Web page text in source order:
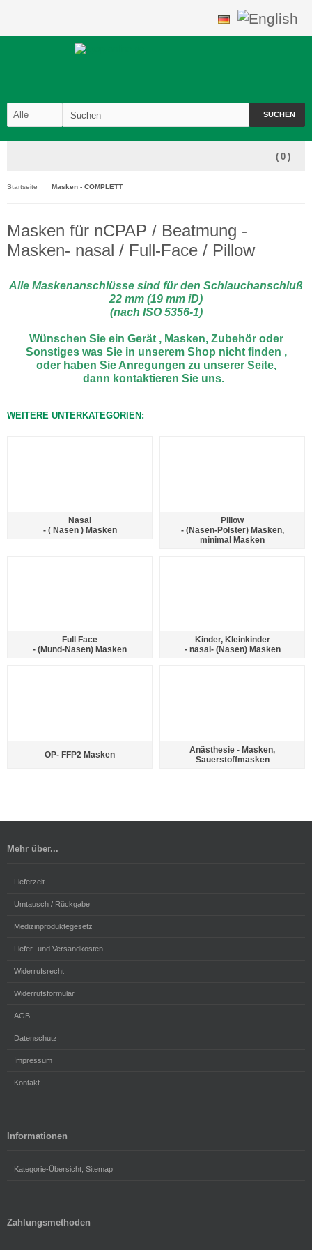
SUCHEN
( 0 )
Startseite Masken - COMPLETT
Masken für nCPAP / Beatmung -
Masken- nasal / Full-Face / Pillow
Alle Maskenanschlüsse sind für den Schlauchanschluß
22 mm (19 mm iD)
(nach ISO 5356-1)
Wünschen Sie ein Gerät , Masken, Zubehör oder
Sonstiges was Sie in unserem Shop nicht finden ,
oder haben Sie Anregungen zu unserer Seite,
dann kontaktieren Sie uns.
WEITERE UNTERKATEGORIEN:
Nasal
- ( Nasen ) Masken
Pillow
- (Nasen-Polster) Masken,
minimal Masken
Full Face
- (Mund-Nasen) Masken
Kinder, Kleinkinder
- nasal- (Nasen) Masken
OP- FFP2 Masken
Anästhesie - Masken,
Sauerstoffmasken
Mehr über...
Lieferzeit
Umtausch / Rückgabe
Medizinproduktegesetz
Liefer- und Versandkosten
Widerrufsrecht
Widerrufsformular
AGB
Datenschutz
Impressum
Kontakt
Informationen
Kategorie-Übersicht, Sitemap
Zahlungsmethoden